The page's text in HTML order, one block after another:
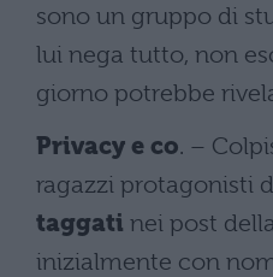
sono un gruppo di
lui nega tutto, non
giorno potrebbe
Privacy e co. –
ragazzi protagonisti
taggati nei post
inizialmente con